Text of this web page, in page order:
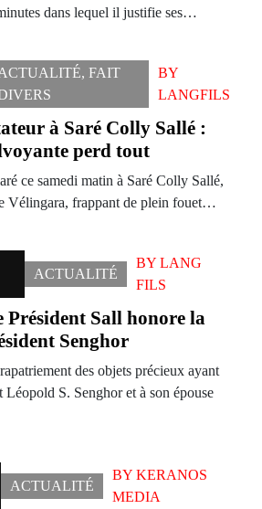
dans lequel il justifie ses…
,FAIT
BY
LANGFILS
à Saré Colly Sallé :
perd tout
ce samedi matin à Saré Colly Sallé,
Vélingara, frappant de plein fouet…
ACTUALITÉ
BY LANG
FILS
Sall honore la
Senghor
des objets précieux ayant
Léopold S. Senghor et à son épouse
ACTUALITÉ
BY KERANOS
MEDIA